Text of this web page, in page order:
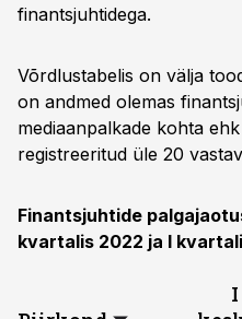
finantsjuhtidega.
Võrdlustabelis on välja
on andmed olemas
mediaanpalkade kohta
registreeritud üle 20
Finantsjuhtide
kvartalis 2022 ja I